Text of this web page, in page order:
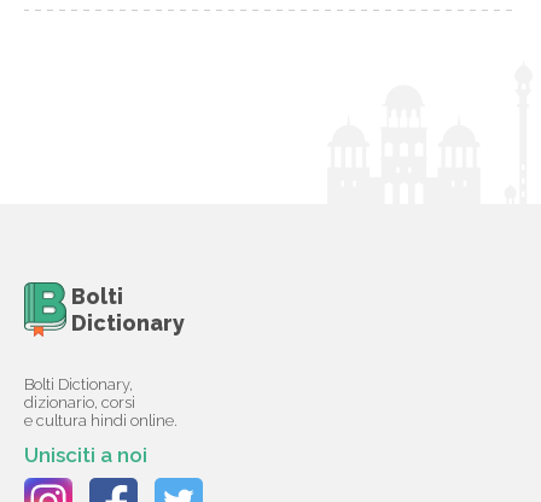
Bolti
Dictionary
Bolti Dictionary,
dizionario, corsi
e cultura hindi online.
Unisciti a noi